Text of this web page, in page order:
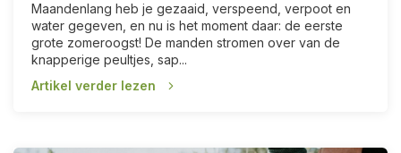
Maandenlang heb je gezaaid, verspeend, verpoot en
water gegeven, en nu is het moment daar: de eerste
grote zomeroogst! De manden stromen over van de
knapperige peultjes, sap...
Artikel verder lezen